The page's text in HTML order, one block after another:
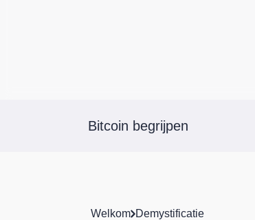
Bitcoin begrijpen
Welkom Demystificatie